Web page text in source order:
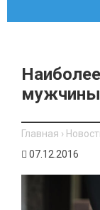
мужчины
Главная ›
07.12.2016